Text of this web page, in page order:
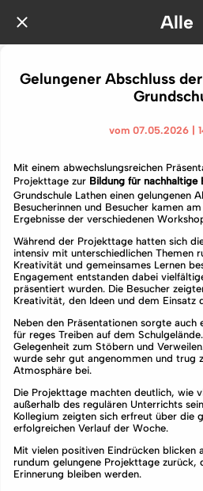
Alle
Gelungener Abschluss
vom 07.05.2026 |
Mit einem abwechslungsreichen
Projekttage zur Bildung für nachhaltige
Grundschule Lathen einen gelungenen
Besucherinnen und Besucher kamen
Ergebnisse der verschiedenen
Während der Projekttage hatten sich
intensiv mit unterschiedlichen Themen
Kreativität und gemeinsames Lernen
Engagement entstanden dabei
präsentiert wurden. Die Besucher
Kreativität, den Ideen und dem Einsatz
Neben den Präsentationen sorgte
für reges Treiben auf dem
Gelegenheit zum Stöbern und
wurde sehr gut angenommen und trug
Atmosphäre bei.
Die Projekttage machten deutlich, wie
außerhalb des regulären Unterrichts
Kollegium zeigten sich erfreut über die
erfolgreichen Verlauf der Woche.
Mit vielen positiven Eindrücken blicken
rundum gelungene Projekttage zurück,
Erinnerung bleiben werden.